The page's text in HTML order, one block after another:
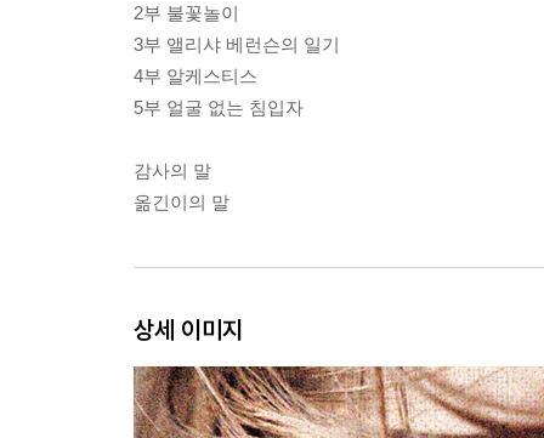
2부 불꽃놀이
3부 앨리샤 베런슨의 일기
4부 알케스티스
5부 얼굴 없는 침입자
감사의 말
옮긴이의 말
상세 이미지